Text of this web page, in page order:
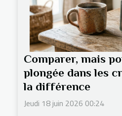
Comparer, mais
plongée dans les
la différence
Jeudi 18 juin 2026 00:24